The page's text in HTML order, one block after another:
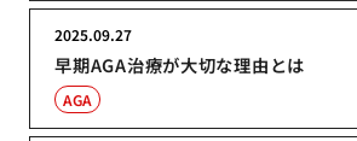
早期AGA治療が大切な理由とは
2025.09.27
AGA